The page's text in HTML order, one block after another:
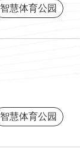
智慧体育公园
智慧体育公园